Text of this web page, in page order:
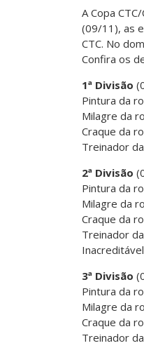
A Copa
(09/11), as
CTC. No
Confira os
1ª Divisão
Pintura da
Milagre da
Craque da
Treinador
2ª Divisão
Pintura da
Milagre da
Craque da
Treinador
3ª Divisão
Pintura da
Milagre da
Craque da
Treinador